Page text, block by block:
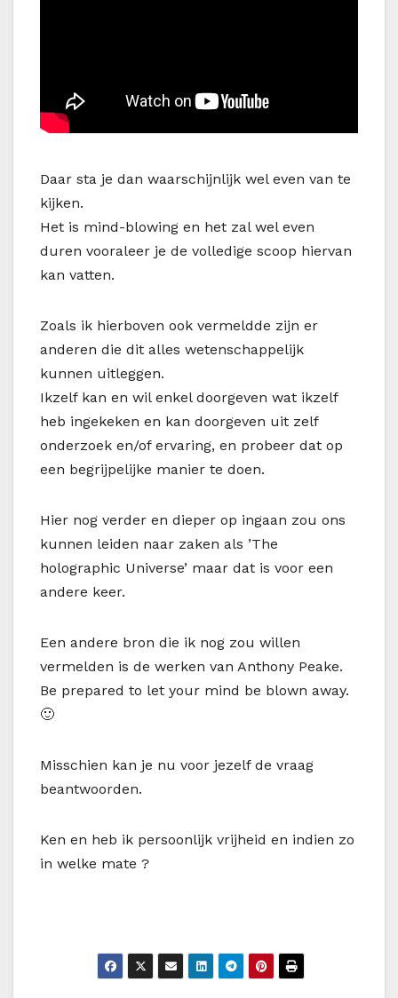
Daar sta je dan waarschijnlijk wel even van te
kijken.
Het is mind-blowing en het zal wel even
duren vooraleer je de volledige scoop hiervan
kan vatten.
Zoals ik hierboven ook vermeldde zijn er
anderen die dit alles wetenschappelijk
kunnen uitleggen.
Ikzelf kan en wil enkel doorgeven wat ikzelf
heb ingekeken en kan doorgeven uit zelf
onderzoek en/of ervaring, en probeer dat op
een begrijpelijke manier te doen.
Hier nog verder en dieper op ingaan zou ons
kunnen leiden naar zaken als ’The
holographic Universe’ maar dat is voor een
andere keer.
Een andere bron die ik nog zou willen
vermelden is de werken van Anthony Peake.
Be prepared to let your mind be blown away.
🙂
Misschien kan je nu voor jezelf de vraag
beantwoorden.
Ken en heb ik persoonlijk vrijheid en indien zo
in welke mate ?